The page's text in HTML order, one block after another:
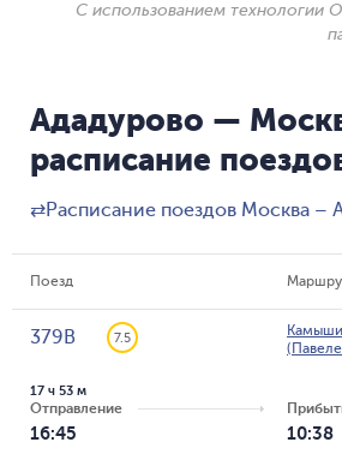
С использованием
Ададурово —
расписание
⇄Расписание поездов Москва –
Поезд
379В 7.5
Отправление
16:45
17 ч 53 м
10:38